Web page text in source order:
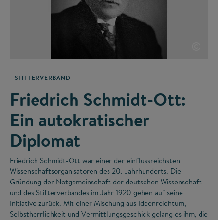
STIFTERVERBAND
Friedrich Schmidt-Ott:
Ein autokratischer
Diplomat
Friedrich Schmidt-Ott war einer der einflussreichsten
Wissenschaftsorganisatoren des 20. Jahrhunderts. Die
Gründung der Notgemeinschaft der deutschen Wissenschaft
und des Stifterverbandes im Jahr 1920 gehen auf seine
Initiative zurück. Mit einer Mischung aus Ideenreichtum,
Selbstherrlichkeit und Vermittlungsgeschick gelang es ihm, die